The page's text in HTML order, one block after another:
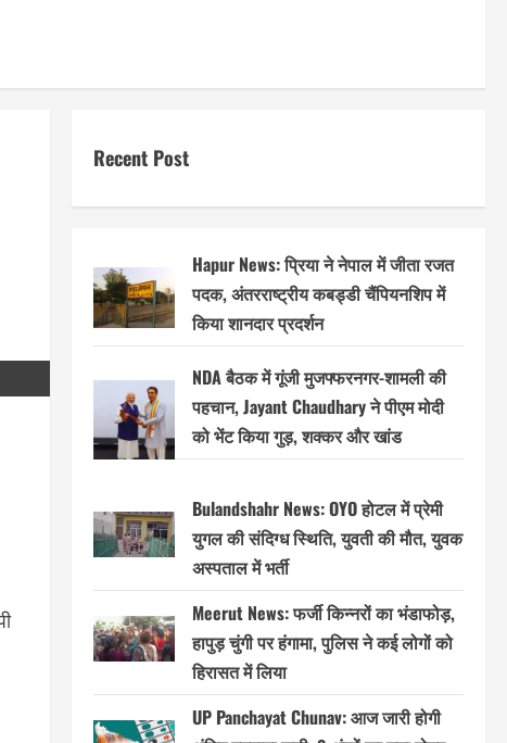
Recent Post
Hapur News: प्रिया ने नेपाल में जीता रजत
पदक, अंतरराष्ट्रीय कबड्डी चैंपियनशिप में
किया शानदार प्रदर्शन
NDA बैठक में गूंजी मुजफ्फरनगर-शामली की
पहचान, Jayant Chaudhary ने पीएम मोदी
को भेंट किया गुड़, शक्कर और खांड
Bulandshahr News: OYO होटल में प्रेमी
युगल की संदिग्ध स्थिति, युवती की मौत, युवक
अस्पताल में भर्ती
Meerut News: फर्जी किन्नरों का भंडाफोड़,
हापुड़ चुंगी पर हंगामा, पुलिस ने कई लोगों को
हिरासत में लिया
UP Panchayat Chunav: आज जारी होगी